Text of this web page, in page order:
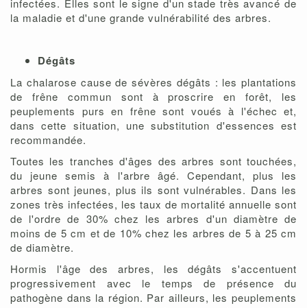
la maladie et d'une grande vulnérabilité des arbres.
Dégâts
La chalarose cause de sévères dégâts : les plantations
de frêne commun sont à proscrire en forêt, les
peuplements purs en frêne sont voués à l'échec et,
dans cette situation, une substitution d'essences est
recommandée.
Toutes les tranches d'âges des arbres sont touchées,
du jeune semis à l'arbre âgé. Cependant, plus les
arbres sont jeunes, plus ils sont vulnérables. Dans les
zones très infectées, les taux de mortalité annuelle sont
de l'ordre de 30% chez les arbres d'un diamètre de
moins de 5 cm et de 10% chez les arbres de 5 à 25 cm
de diamètre.
Hormis l'âge des arbres, les dégâts s'accentuent
progressivement avec le temps de présence du
pathogène dans la région. Par ailleurs, les peuplements